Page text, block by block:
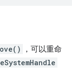
，可以重命